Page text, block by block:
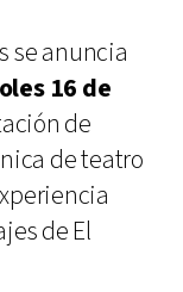
se anuncia
16 de
de
de teatro
de El